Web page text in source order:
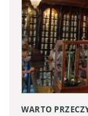
WARTO